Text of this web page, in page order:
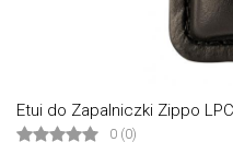
Etui do Zapalniczki Zippo
0 (0)